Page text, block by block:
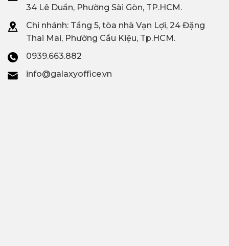
34 Lê Duẩn, Phường Sài Gòn, TP.HCM.
Chi nhánh: Tầng 5, tòa nhà Vạn Lợi, 24 Đặng
Thai Mai, Phường Cầu Kiệu, Tp.HCM.
0939.663.882
info@galaxyoffice.vn